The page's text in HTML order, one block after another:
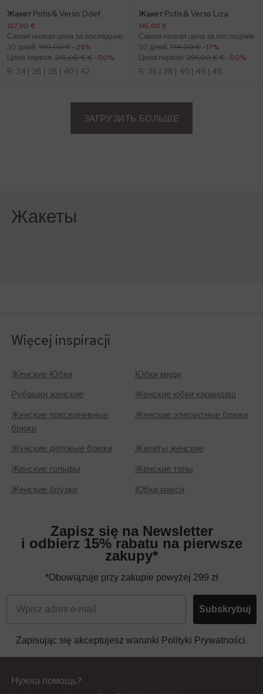
Жакеты
Жакет Potis & Verso Odet
107,00 €
Самая низкая цена за последние
30 дней: 150,00 € -29%
Цена первая: 215,00 € € -50%
R: 34 | 36 | 38 | 40 | 42
Жакет Potis & Verso Liza
145,00 €
Самая низкая цена за последние
30 дней:174,00 € -17%
Цена первая:291,00 € € -50%
R: 36 | 38 | 40 | 46 | 48
ЗАГРУЗИТЬ БОЛЬШЕ
Więcej inspiracji
Женские Юбки
Юбки миди
Рубашки женские
Женские юбки карандаш
Женские повседневные
брюки
Женские элегантные брюки
Жунские деловые брюки
Жилеты женские
Женские гольфы
Женские топы
Женские блузки
Юбки макси
Zapisz się na Newsletter
i odbierz 15% rabatu na pierwsze
zakupy*
*Obowiązuje przy zakupie powyżej 299 zł
Email
Subskrybuj
Zapisując się akceptujesz warunki Polityki Prywatności.
Нужна помощь?